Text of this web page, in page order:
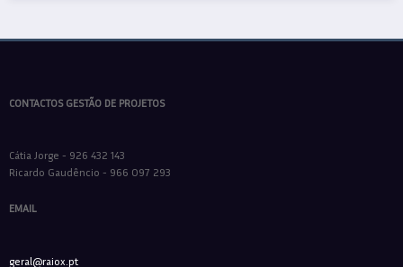
CONTACTOS GESTÃO DE PROJETOS
Cátia Jorge - 926 432 143
Ricardo Gaudêncio - 966 097 293
EMAIL
geral@raiox.pt